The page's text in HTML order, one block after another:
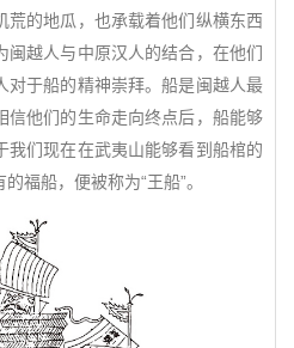
荒的地瓜，也承载着他们纵横东西
闽越人与中原汉人的结合，在他们
对于船的精神崇拜。船是闽越人最
信他们的生命走向终点后，船能够
我们现在在武夷山能够看到船棺的
福船，便被称为“王船”。